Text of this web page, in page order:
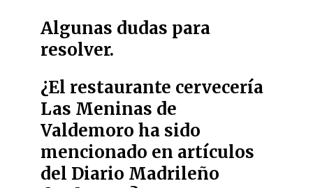
Algunas dudas para
resolver.
¿El restaurante cervecería
Las Meninas de
Valdemoro ha sido
mencionado en artículos
del Diario Madrileño